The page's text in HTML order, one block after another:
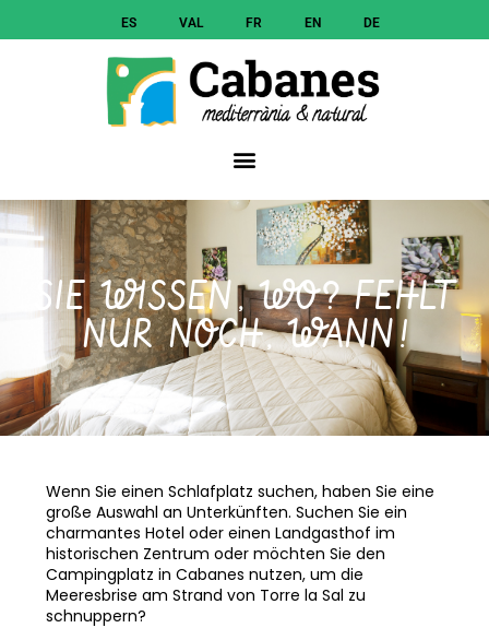
ES VAL FR EN DE
SIE WISSEN, WO? FEHLT
NUR NOCH, WANN!
Wenn Sie einen Schlafplatz suchen, haben Sie eine
große Auswahl an Unterkünften. Suchen Sie ein
charmantes Hotel oder einen Landgasthof im
historischen Zentrum oder möchten Sie den
Campingplatz in Cabanes nutzen, um die
Meeresbrise am Strand von Torre la Sal zu
schnuppern?